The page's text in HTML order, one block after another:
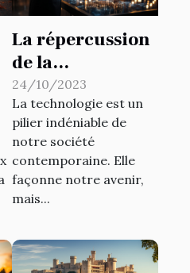
La répercussion
de la
technologie
dans la gestion
d'une entreprise
24/10/2023
La technologie est un
pilier indéniable de
notre société
contemporaine. Elle
façonne notre avenir,
mais...